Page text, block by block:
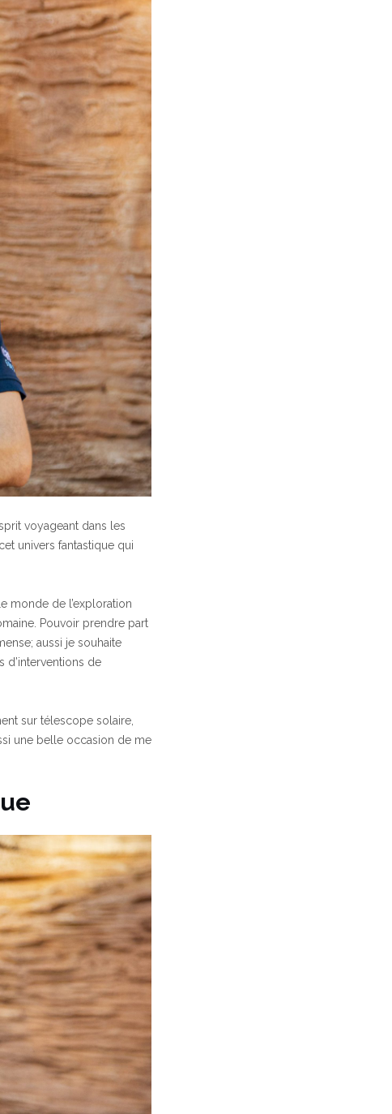
voyageant dans les
univers fantastique qui
monde de l’exploration
Pouvoir prendre part
aussi je souhaite
de
sur télescope solaire,
une belle occasion de me